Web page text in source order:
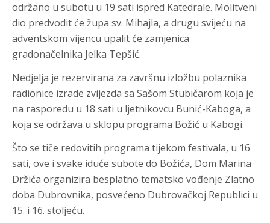
održano u subotu u 19 sati ispred Katedrale. Molitveni
dio predvodit će župa sv. Mihajla, a drugu svijeću na
adventskom vijencu upalit će zamjenica
gradonačelnika Jelka Tepšić.
Nedjelja je rezervirana za završnu izložbu polaznika
radionice izrade zvijezda sa Sašom Stubičarom koja je
na rasporedu u 18 sati u ljetnikovcu Bunić-Kaboga, a
koja se održava u sklopu programa Božić u Kabogi.
Što se tiče redovitih programa tijekom festivala, u 16
sati, ove i svake iduće subote do Božića, Dom Marina
Držića organizira besplatno tematsko vođenje Zlatno
doba Dubrovnika, posvećeno Dubrovačkoj Republici u
15. i 16. stoljeću.